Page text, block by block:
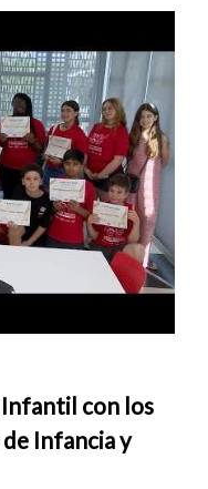
con los
Infancia y